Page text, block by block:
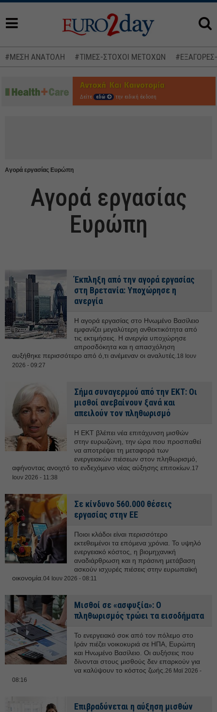
#ΜΕΣΗ ΑΝΑΤΟΛΗ #ΤΙΜΕΣ-ΣΤΟΧΟΙ ΜΕΤΟΧΩΝ
Δείτε εδώ την ειδική έκδοση
Αγορά εργασίας Ευρώπη
Αγορά εργασίας
Ευρώπη
Έκπληξη από την αγορά εργασίας
στη Βρετανία: Υποχώρησε η
ανεργία
Η αγορά εργασίας στο Ηνωμένο Βασίλειο
εμφανίζει μεγαλύτερη ανθεκτικότητα από
τις εκτιμήσεις. Η ανεργία υποχώρησε
απροσδόκητα και η απασχόληση
αυξήθηκε περισσότερο από ό,τι ανέμεναν οι αναλυτές. 18 Ιουν
2026 - 09:27
Σήμα συναγερμού από την ΕΚΤ: Οι
μισθοί ανεβαίνουν ξανά και
απειλούν τον πληθωρισμό
Η ΕΚΤ βλέπει νέα επιτάχυνση μισθών
στην ευρωζώνη, την ώρα που προσπαθεί
να αποτρέψει τη μεταφορά των
ενεργειακών πιέσεων στον πληθωρισμό,
αφήνοντας ανοιχτό το ενδεχόμενο νέας αύξησης επιτοκίων. 17
Ιουν 2026 - 11:38
Σε κίνδυνο 560.000 θέσεις
εργασίας στην ΕΕ
Ποιοι κλάδοι είναι περισσότερο
εκτεθειμένοι τα επόμενα χρόνια. Το υψηλό
ενεργειακό κόστος, η βιομηχανική
αναδιάρθρωση και η πράσινη μετάβαση
ασκούν ισχυρές πιέσεις στην ευρωπαϊκή
οικονομία. 04 Ιουν 2026 - 08:11
Μισθοί σε «ασφυξία»: Ο
πληθωρισμός τρώει τα εισοδήματα
Το ενεργειακό σοκ από τον πόλεμο στο
Ιράν πιέζει νοικοκυριά σε ΗΠΑ, Ευρώπη
και Ηνωμένο Βασίλειο. Οι αυξήσεις που
δίνονται στους μισθούς δεν επαρκούν για
να καλύψουν το κόστος ζωής. 26 Μαϊ 2026 -
08:16
Επιβραδύνεται η αύξηση μισθών